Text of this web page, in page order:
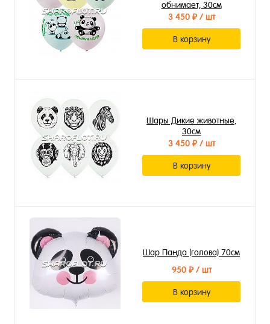
обнимает, 30см
3 450 ₽/ шт
В корзину
Шары Дикие животные,
30см
3 450 ₽/ шт
В корзину
Шар Панда (голова) 70см
950 ₽/ шт
В корзину